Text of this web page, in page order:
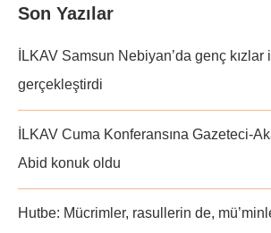
Son Yazılar
İLKAV Samsun Nebiyan’da genç kızlar
gerçekleştirdi
İLKAV Cuma Konferansına Gazeteci-
Abid konuk oldu
Hutbe: Mücrimler, rasullerin de,